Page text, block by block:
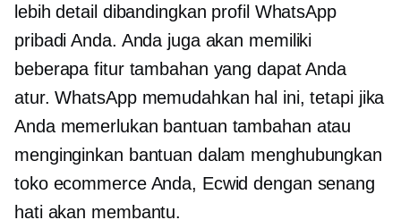
lebih detail dibandingkan profil WhatsApp
pribadi Anda. Anda juga akan memiliki
beberapa fitur tambahan yang dapat Anda
atur. WhatsApp memudahkan hal ini, tetapi jika
Anda memerlukan bantuan tambahan atau
menginginkan bantuan dalam menghubungkan
toko ecommerce Anda, Ecwid dengan senang
hati akan membantu.